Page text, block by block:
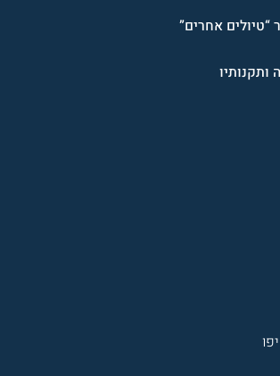
אחרים”
ותקנותיו